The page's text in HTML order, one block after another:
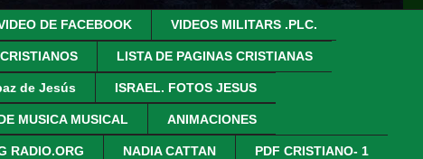
DE FACEBOOK VIDEOS MILITARS .PLC.
LISTA DE PAGINAS CRISTIANAS
de Jesús ISRAEL. FOTOS JESUS
MUSICA MUSICAL ANIMACIONES
RADIO.ORG NADIA CATTAN PDF CRISTIANO- 1